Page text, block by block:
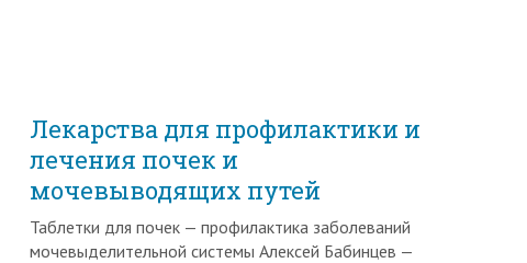
Лекарства для профилактики и
лечения почек и
мочевыводящих путей
Таблетки для почек — профилактика заболеваний
мочевыделительной системы Алексей Бабинцев —